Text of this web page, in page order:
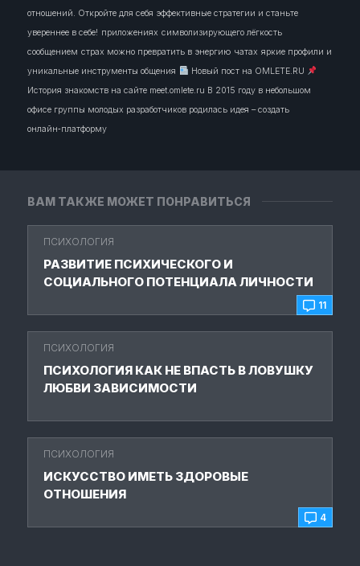
ВАМ ТАКЖЕ МОЖЕТ ПОНРАВИТЬСЯ
11
ПСИХОЛОГИЯ
РАЗВИТИЕ ПСИХИЧЕСКОГО И
СОЦИАЛЬНОГО ПОТЕНЦИАЛА ЛИЧНОСТИ
ПСИХОЛОГИЯ
ПСИХОЛОГИЯ КАК НЕ ВПАСТЬ В ЛОВУШКУ
ЛЮБВИ ЗАВИСИМОСТИ
4
ПСИХОЛОГИЯ
ИСКУССТВО ИМЕТЬ ЗДОРОВЫЕ
ОТНОШЕНИЯ
отношений. Откройте для себя эффективные стратегии и станьте
увереннее в себе! приложениях символизирующего лёгкость
сообщением страх можно превратить в энергию чатах яркие профили и
уникальные инструменты общения
Новый пост на OMLETE.RU
История знакомств на сайте meet.omlete.ru В 2015 году в небольшом
офисе группы молодых разработчиков родилась идея – создать
онлайн‑платформу